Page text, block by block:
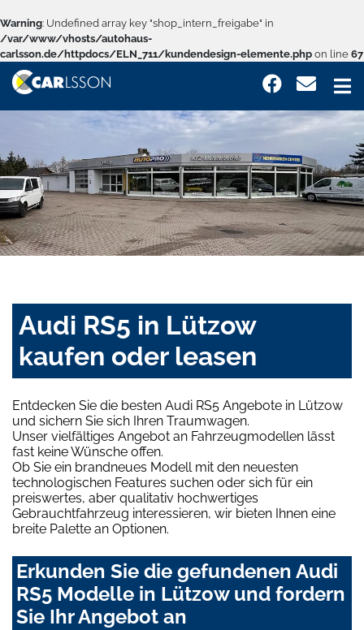
Warning: Undefined array key "shop_intern_freigabe" in
/var/www/vhosts/autohaus-
carlsson.de/httpdocs/ELN_711/kundendesign-elemente.php on line 67
Audi RS5 in Lützow
kaufen oder leasen
Entdecken Sie die besten Audi RS5 Angebote in Lützow
und sichern Sie sich Ihren Traumwagen.
Unser vielfältiges Angebot an Fahrzeugmodellen lässt
fast keine Wünsche offen.
Ob Sie ein brandneues Modell mit den neuesten
technologischen Features suchen oder sich für ein
preiswertes, aber qualitativ hochwertiges
Gebrauchtfahrzeug interessieren, wir bieten Ihnen eine
breite Palette an Optionen.
Erkunden Sie die gefundenen Audi
RS5 Modelle in Lützow und fordern
Sie Ihr Angebot an